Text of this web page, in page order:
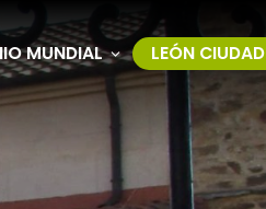
MUNDIAL LEÓN CIUDAD